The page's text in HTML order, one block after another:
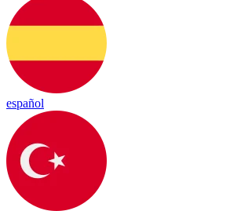
español